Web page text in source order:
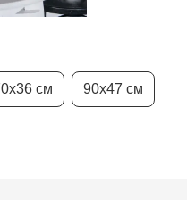
см 90х47 см